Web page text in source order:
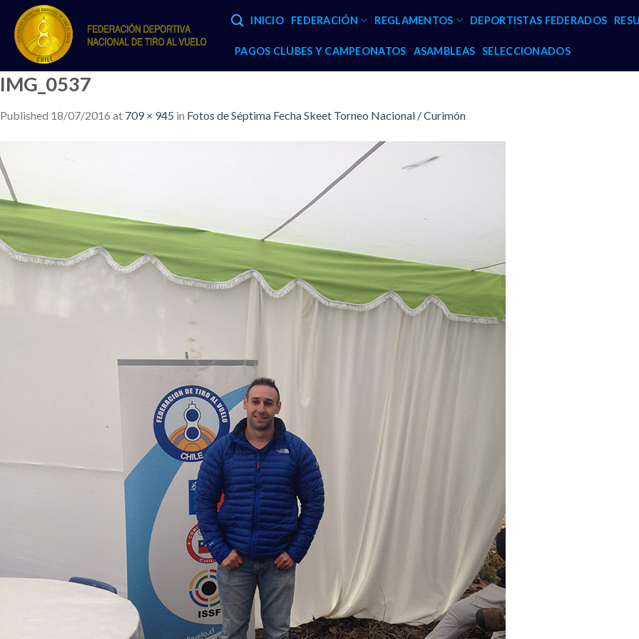
content
INICIO FEDERACIÓN REGLAMENTOS DEPORTISTAS FEDERADOS
PAGOS CLUBES Y CAMPEONATOS ASAMBLEAS SELECCIONADOS
IMG_0537
Published 18/07/2016 at 709 × 945 in Fotos de Séptima Fecha Skeet Torneo Nacional / Curimón